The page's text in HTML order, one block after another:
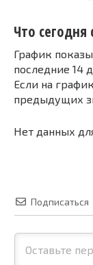
Что
График
последние 14
Если на
предыдущих
Нет данных
Подписаться